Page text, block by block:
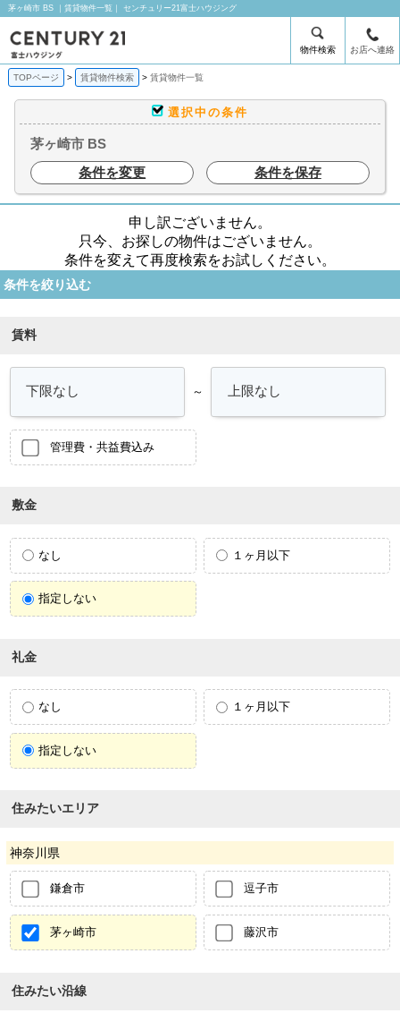
茅ヶ崎市 BS ｜賃貸物件一覧｜ センチュリー21富士ハウジング
物件検索 お店へ連絡
TOPページ 賃貸物件検索 賃貸物件一覧
選択中の条件
茅ヶ崎市 BS
条件を変更
条件を保存
申し訳ございません。
只今、お探しの物件はございません。
条件を変えて再度検索をお試しください。
条件を絞り込む
賃料
～
管理費・共益費込み
敷金
なし １ヶ月以下
指定しない
礼金
なし １ヶ月以下
指定しない
住みたいエリア
神奈川県
鎌倉市 逗子市
茅ヶ崎市 藤沢市
住みたい沿線